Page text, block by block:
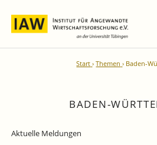
Start Themen Baden-
BADEN-
Aktuelle Meldungen